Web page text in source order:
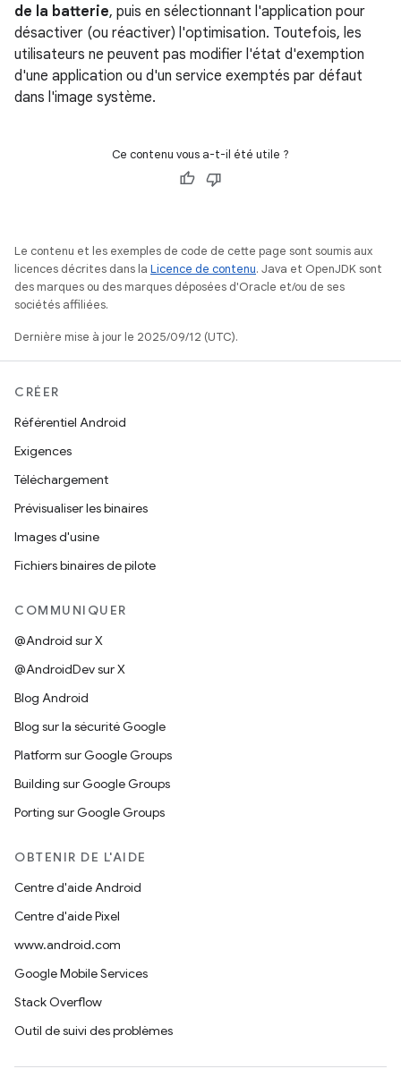
de la batterie, puis en sélectionnant l'application pour
désactiver (ou réactiver) l'optimisation. Toutefois, les
utilisateurs ne peuvent pas modifier l'état d'exemption
d'une application ou d'un service exemptés par défaut
dans l'image système.
Ce contenu vous a-t-il été utile ?
Le contenu et les exemples de code de cette page sont soumis aux
licences décrites dans la Licence de contenu. Java et OpenJDK sont
des marques ou des marques déposées d'Oracle et/ou de ses
sociétés affiliées.
Dernière mise à jour le 2025/09/12 (UTC).
CRÉER
Référentiel Android
Exigences
Téléchargement
Prévisualiser les binaires
Images d'usine
Fichiers binaires de pilote
COMMUNIQUER
@Android sur X
@AndroidDev sur X
Blog Android
Blog sur la sécurité Google
Platform sur Google Groups
Building sur Google Groups
Porting sur Google Groups
OBTENIR DE L'AIDE
Centre d'aide Android
Centre d'aide Pixel
www.android.com
Google Mobile Services
Stack Overflow
Outil de suivi des problèmes